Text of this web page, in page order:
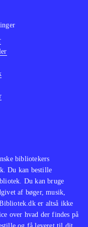
vil
år
af
bibliotekers
Du kan bestille
Du kan bruge
af bøger, musik,
er altså ikke
over hvad der findes på